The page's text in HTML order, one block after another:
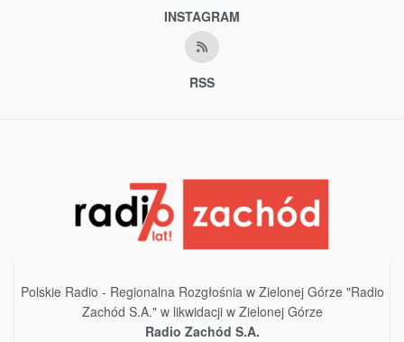
INSTAGRAM
RSS
Polskie Radio - Regionalna Rozgłośnia w Zielonej Górze "Radio
Zachód S.A." w likwidacji w Zielonej Górze
Radio Zachód S.A.